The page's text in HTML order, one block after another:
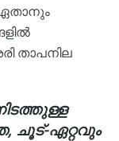
താപനില
ചൂട്-ഏറ്റവും